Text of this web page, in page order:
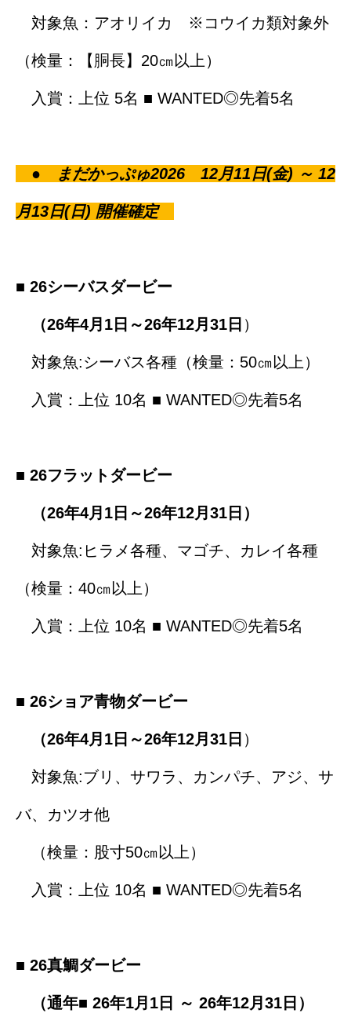
対象魚：アオリイカ ※コウイカ類対象外
（検量：【胴長】20㎝以上）
入賞：上位 5名 ■ WANTED◎先着5名
● まだかっぷゅ2026 12月11日(金) ～ 12
月13日(日) 開催確定
■ 26シーバスダービー
（26年4月1日～26年12月31日 ）
対象魚:シーバス各種（検量：50㎝以上）
入賞：上位 10名 ■ WANTED◎先着5名
■ 26フラットダービー
（26年4月1日～26年12月31日）
対象魚:ヒラメ各種、マゴチ、カレイ各種
（検量：40㎝以上）
入賞：上位 10名 ■ WANTED◎先着5名
■ 26ショア青物ダービー
（26年4月1日～26年12月31日 ）
対象魚:ブリ、サワラ、カンパチ、アジ、サ
バ、カツオ他
（検量：股寸50㎝以上）
入賞：上位 10名 ■ WANTED◎先着5名
■ 26真鯛ダービー
（通年■ 26年1月1日 ～ 26年12月31日）